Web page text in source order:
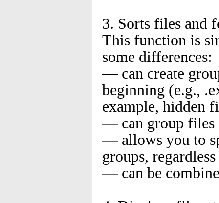
3. Sorts files and
This function is
some differences:
­— can create
beginning (e.g.,
example, hidden
­— can group files
­— allows you to
groups,
­— can be